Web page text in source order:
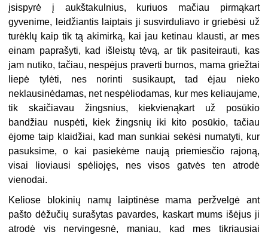
įsispyrė į aukštakulnius, kuriuos mačiau pirmąkart
gyvenime, leidžiantis laiptais ji susvirduliavo ir griebėsi už
turėklų kaip tik tą akimirką, kai jau ketinau klausti, ar mes
einam paprašyti, kad išleistų tėvą, ar tik pasiteirauti, kas
jam nutiko, tačiau, nespėjus praverti burnos, mama griežtai
liepė tylėti, nes norinti susikaupt, tad ėjau nieko
neklausinėdamas, net nespėliodamas, kur mes keliaujame,
tik skaičiavau žingsnius, kiekvienąkart už posūkio
bandžiau nuspėti, kiek žingsnių iki kito posūkio, tačiau
ėjome taip klaidžiai, kad man sunkiai sekėsi numatyti, kur
pasuksime, o kai pasiekėme naują priemiesčio rajoną,
visai lioviausi spėliojęs, nes visos gatvės ten atrodė
vienodai.
Keliose blokinių namų laiptinėse mama peržvelgė ant
pašto dėžučių surašytas pavardes, kaskart mums išėjus ji
atrodė vis nervingesnė, maniau, kad mes tikriausiai